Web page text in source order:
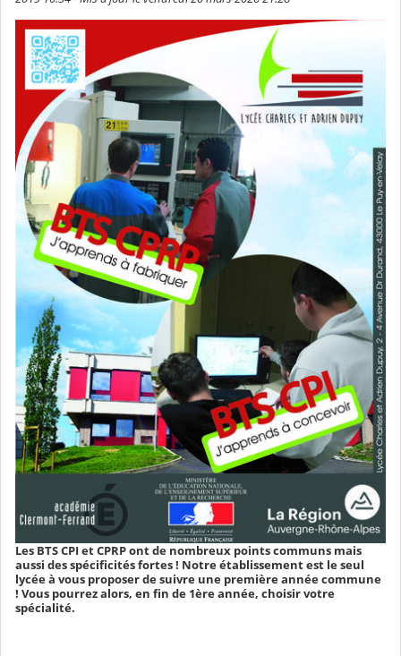
Les BTS CPI et CPRP ont de nombreux points communs mais
aussi des spécificités fortes ! Notre établissement est le seul
lycée à vous proposer de suivre une première année commune
! Vous pourrez alors, en fin de 1ère année, choisir votre
spécialité.